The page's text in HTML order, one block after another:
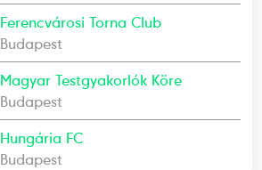
Ferencvárosi Torna Club
Budapest
Magyar Testgyakorlók Köre
Budapest
Hungária FC
Budapest